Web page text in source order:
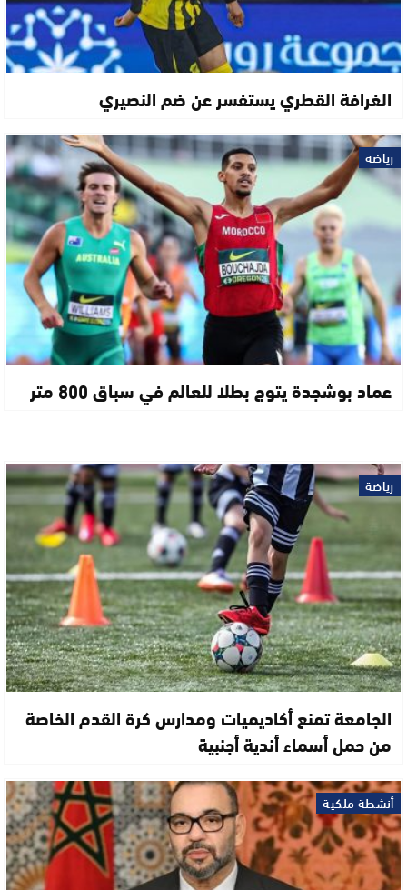
الغرافة القطري يستفسر عن ضم النصيري
رياضة
عماد بوشجدة يتوج بطلا للعالم في سباق 800 متر
رياضة
الجامعة تمنع أكاديميات ومدارس كرة القدم الخاصة
من حمل أسماء أندية أجنبية
أنشطة ملكية